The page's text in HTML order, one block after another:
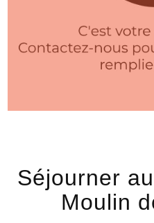
Séjourner
Moulin